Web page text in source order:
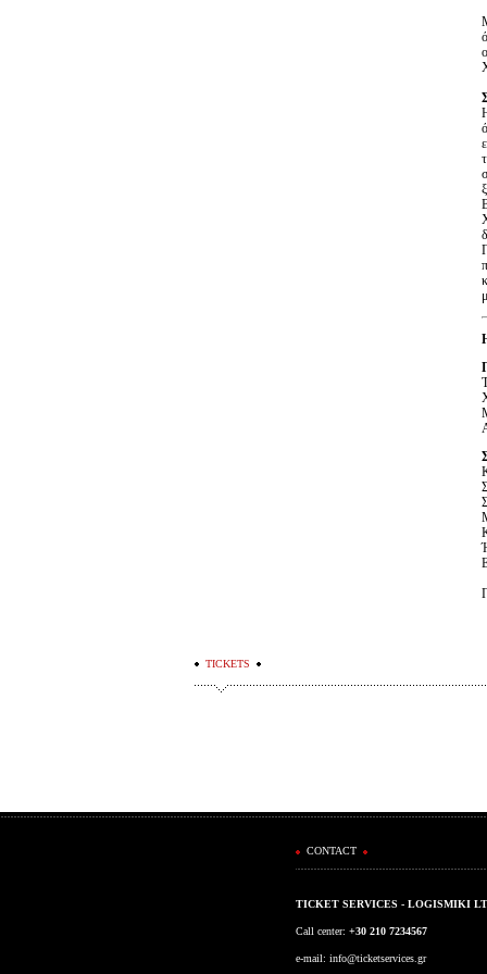
TICKETS
CONTACT
TICKET SERVICES - LOGISMIKI
Call center: +30 210 7234567
e-mail: info@ticketservices.gr